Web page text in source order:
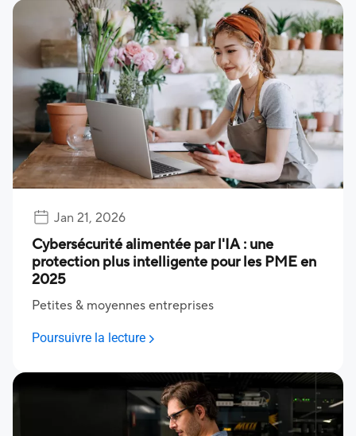
Jan 21, 2026
Cybersécurité alimentée par l'IA : une
protection plus intelligente pour les PME en
2025
Petites & moyennes entreprises
Poursuivre la lecture